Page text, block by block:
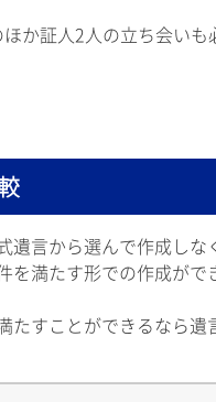
か証人2人の立ち会いも
遺言から選んで作成し
満たす形での作成がで
すことができるなら遺